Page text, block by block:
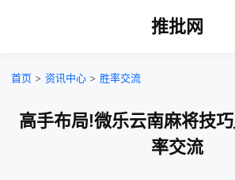
推批网
首页 > 资讯中心 > 胜率交流
高手布局!微乐云南麻将技
率交流